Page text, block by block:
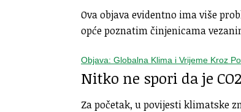
Ova objava evidentno ima više
opće poznatim činjenicama
Objava: Globalna Klima i Vrijeme Kroz
Nitko ne spori da je
Za početak, u povijesti klimatske